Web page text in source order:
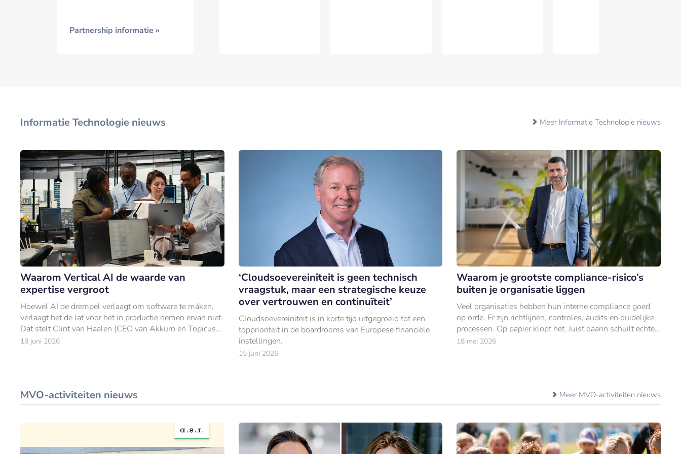
Partnership informatie »
Informatie Technologie nieuws Meer Informatie Technologie nieuws
Waarom Vertical AI de waarde van
expertise vergroot
Hoewel AI de drempel verlaagt om software te máken,
verlaagt het de lat voor het in productie nemen ervan niet.
Dat stelt Clint van Haalen (CEO van Akkuro en Topicus
Finance) in een blogpost.
18 juni 2026
‘Cloudsoevereiniteit is geen technisch
vraagstuk, maar een strategische keuze
over vertrouwen en continuïteit’
Cloudsoevereiniteit is in korte tijd uitgegroeid tot een
topprioriteit in de boardrooms van Europese financiële
instellingen.
15 juni 2026
Waarom je grootste compliance-risico’s
buiten je organisatie liggen
Veel organisaties hebben hun interne compliance goed
op orde. Er zijn richtlijnen, controles, audits en duidelijke
processen. Op papier klopt het. Juist daarin schuilt echter
een belangrijk risico.
18 mei 2026
MVO-activiteiten nieuws Meer MVO-activiteiten nieuws